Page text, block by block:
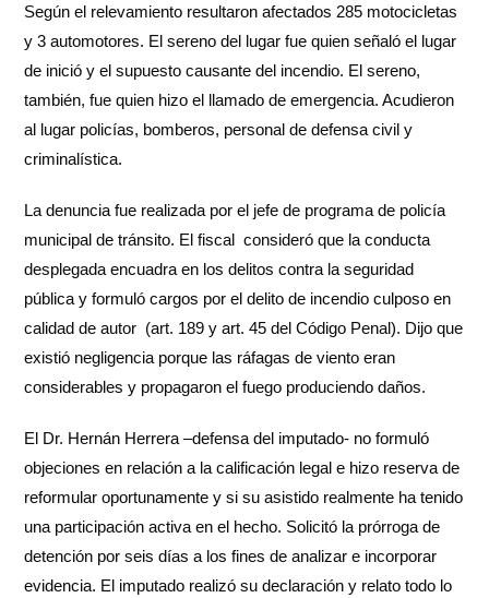
Según el relevamiento resultaron afectados 285 motocicletas
y 3 automotores. El sereno del lugar fue quien señaló el lugar
de inició y el supuesto causante del incendio. El sereno,
también, fue quien hizo el llamado de emergencia. Acudieron
al lugar policías, bomberos, personal de defensa civil y
criminalística.
La denuncia fue realizada por el jefe de programa de policía
municipal de tránsito. El fiscal consideró que la conducta
desplegada encuadra en los delitos contra la seguridad
pública y formuló cargos por el delito de incendio culposo en
calidad de autor (art. 189 y art. 45 del Código Penal). Dijo que
existió negligencia porque las ráfagas de viento eran
considerables y propagaron el fuego produciendo daños.
El Dr. Hernán Herrera –defensa del imputado- no formuló
objeciones en relación a la calificación legal e hizo reserva de
reformular oportunamente y si su asistido realmente ha tenido
una participación activa en el hecho. Solicitó la prórroga de
detención por seis días a los fines de analizar e incorporar
evidencia. El imputado realizó su declaración y relato todo lo